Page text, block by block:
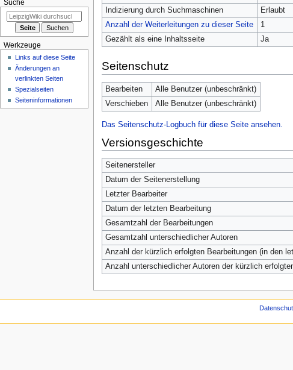
Indizierung durch Suchmaschinen
Erlaubt
Anzahl der Weiterleitungen zu dieser Seite
1
Gezählt als eine Inhaltsseite
Ja
Seitenschutz
Bearbeiten
Alle Benutzer (unbeschränkt)
Verschieben
Alle Benutzer (unbeschränkt)
Das Seitenschutz-Logbuch für diese Seite ansehen.
Versionsgeschichte
Seitenersteller
Datum der Seitenerstellung
Letzter Bearbeiter
Datum der letzten Bearbeitung
Gesamtzahl der Bearbeitungen
Gesamtzahl unterschiedlicher Autoren
Anzahl der kürzlich erfolgten Bearbeitungen (in den
Anzahl unterschiedlicher Autoren der kürzlich
Suche
Werkzeuge
Links auf diese Seite
Änderungen an
verlinkten Seiten
Spezialseiten
Seiten­informationen